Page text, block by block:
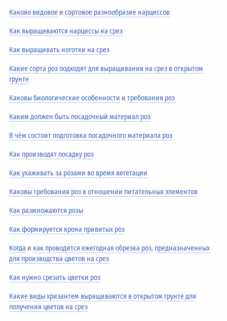
Каково видовое исортовое разнообразие нарциссов
Как выращиваются нарциссы на срез
Как выращивать ноготки на срез
Какие сорта роз подходят для выращивания на срез в открытом
грунте
Каковы биологические особенности итребования роз
Каким должен быть посадочный материал роз
В чём состоит подготовка посадочного материала роз
Как производят посадку роз
Как ухаживать за розами во время вегетации
Каковы требования роз в отношении питательных элементов
Как размножаются розы
Как формируется крона привитых роз
Когда и как проводится ежегодная обрезка роз, предназначенных
для производства цветов на срез
Как нужно срезать цветки роз
Какие виды хризантем выращиваются в открытом грунте для
получения цветов на срез